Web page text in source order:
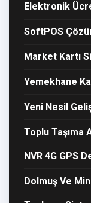
Elektronik
SoftPOS
Market Kartı
Yemekhane
Yeni Nesil
Toplu Taşıma
NVR 4G GPS
Dolmuş Ve